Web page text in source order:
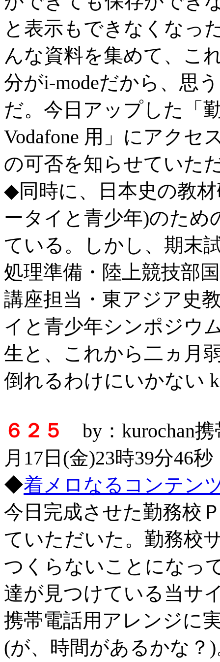
と表示もできなくなっ
んな資料を集めて、こ
分がi-modeだから、思
だ。今日アップした「
Vodafone 用」にアクセ
の可否を知らせていた
◆同時に、日本史の教
ータイと青少年)のため
ている。しかし、期末
処理準備・陸上競技部
講座担当・東アジア史
イと青少年シンポジウ
生と、これから二ヵ月
倒れるわけにいかない
６２５
by：kurochan
月17日(金)23時39分46秒
◆着メロなるコンテン
今日完成させた勤務校
ていただいた。勤務校
つくらないことになっ
達が見つけている当サ
携帯電話用アレンジに
(が、時間があるかな